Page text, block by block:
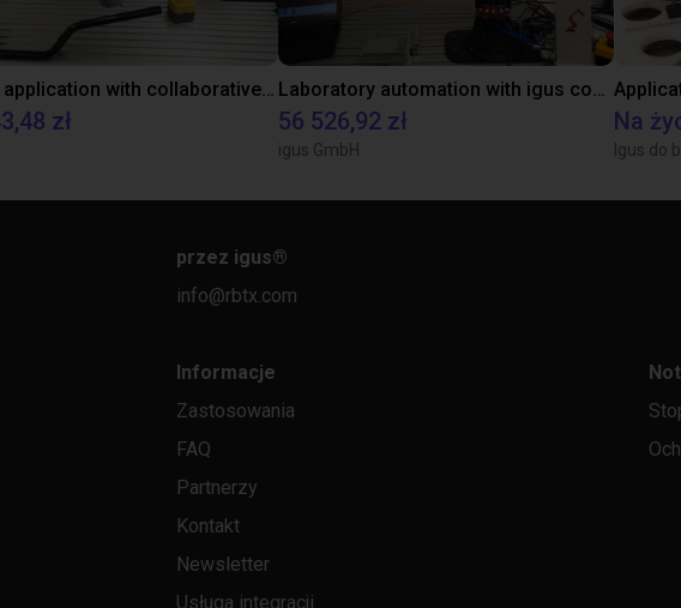
zł 56 526,92 zł
igus GmbH
Na
Igus do
przez igus®
info@rbtx.com
Informacje
Zastosowania
FAQ
Partnerzy
Kontakt
Newsletter
Usługa integracji